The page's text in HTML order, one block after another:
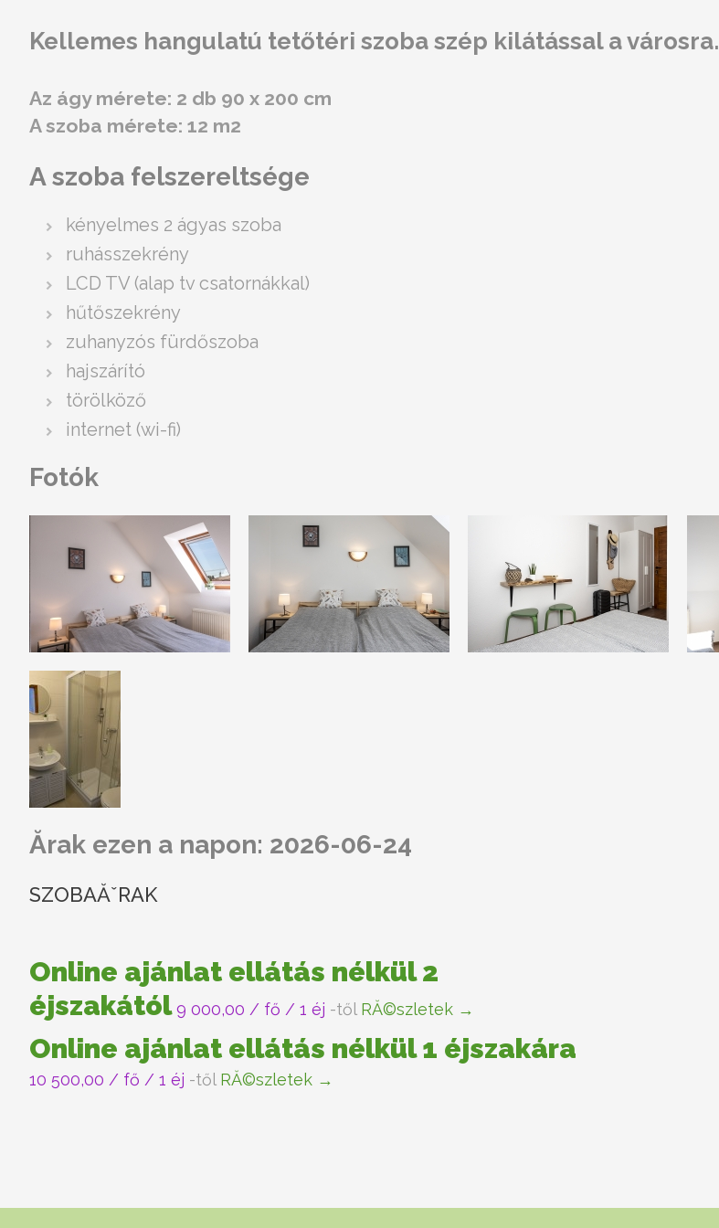
Kellemes hangulatú tetőtéri szoba szép kilátással a városra.
Az ágy mérete: 2 db 90 x 200 cm
A szoba mérete: 12 m2
A szoba felszereltsége
kényelmes 2 ágyas szoba
ruhásszekrény
LCD TV (alap tv csatornákkal)
hűtőszekrény
zuhanyzós fürdőszoba
hajszárító
törölköző
internet (wi-fi)
Fotók
Ărak ezen a napon: 2026-06-24
SZOBAĂˇRAK
Online ajánlat ellátás nélkül 2
éjszakától 9 000,00 / fő / 1 éj -től RĂ©szletek →
Online ajánlat ellátás nélkül 1 éjszakára
10 500,00 / fő / 1 éj -től RĂ©szletek →